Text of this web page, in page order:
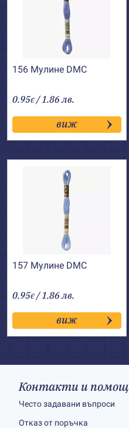
156 Мулине DMC
0.95€ / 1.86 лв.
виж
157 Мулине DMC
0.95€ / 1.86 лв.
виж
Контакти и помощ
Често задавани въпроси
Отказ от поръчка